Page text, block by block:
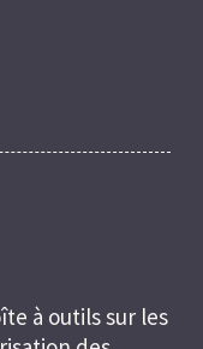
à outils sur les